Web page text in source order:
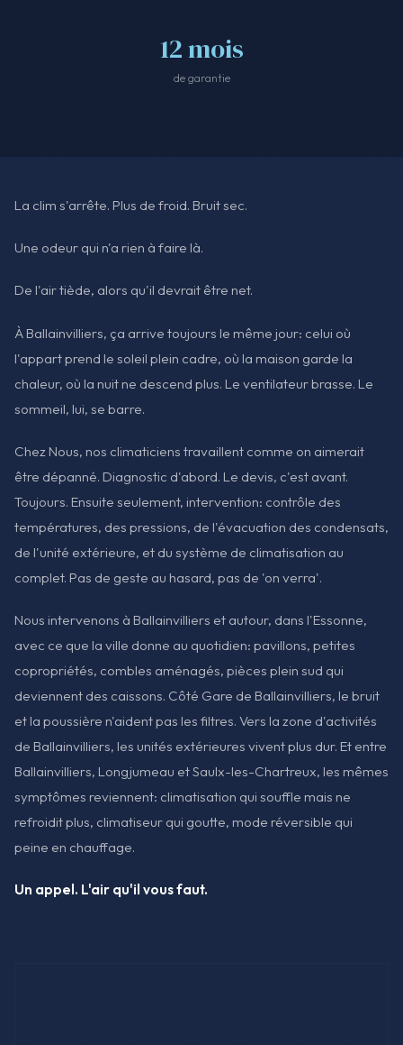
12 mois
de garantie
La clim s'arrête. Plus de froid. Bruit sec.
Une odeur qui n'a rien à faire là.
De l'air tiède, alors qu'il devrait être net.
À Ballainvilliers, ça arrive toujours le même jour: celui où
l'appart prend le soleil plein cadre, où la maison garde la
chaleur, où la nuit ne descend plus. Le ventilateur brasse. Le
sommeil, lui, se barre.
Chez Nous, nos climaticiens travaillent comme on aimerait
être dépanné. Diagnostic d'abord. Le devis, c'est avant.
Toujours. Ensuite seulement, intervention: contrôle des
températures, des pressions, de l'évacuation des condensats,
de l'unité extérieure, et du système de climatisation au
complet. Pas de geste au hasard, pas de 'on verra'.
Nous intervenons à Ballainvilliers et autour, dans l'Essonne,
avec ce que la ville donne au quotidien: pavillons, petites
copropriétés, combles aménagés, pièces plein sud qui
deviennent des caissons. Côté Gare de Ballainvilliers, le bruit
et la poussière n'aident pas les filtres. Vers la zone d'activités
de Ballainvilliers, les unités extérieures vivent plus dur. Et entre
Ballainvilliers, Longjumeau et Saulx-les-Chartreux, les mêmes
symptômes reviennent: climatisation qui souffle mais ne
refroidit plus, climatiseur qui goutte, mode réversible qui
peine en chauffage.
Un appel. L'air qu'il vous faut.